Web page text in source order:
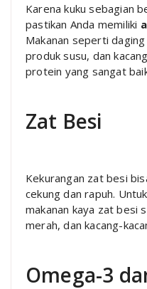
Karena kuku sebagian
pastikan Anda memiliki
Makanan seperti
produk susu, dan
protein yang sangat
Zat Besi
Kekurangan zat besi
cekung dan rapuh.
makanan kaya zat besi
merah, dan kacang-
Omega-3